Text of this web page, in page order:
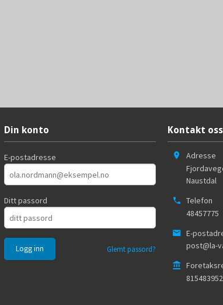
Din konto
E-postadresse
Ditt passord
Glemt passord?
Kontakt oss
Adresse
Naustdal
Telefon
48457775
E-
post@la-